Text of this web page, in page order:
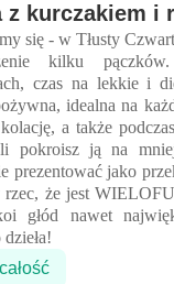
z kurczakiem i
się - w Tłusty
kilku
czas na lekkie i
idealna na
a także
pokroisz ją na
prezentować jako
rzec, że jest
głód nawet